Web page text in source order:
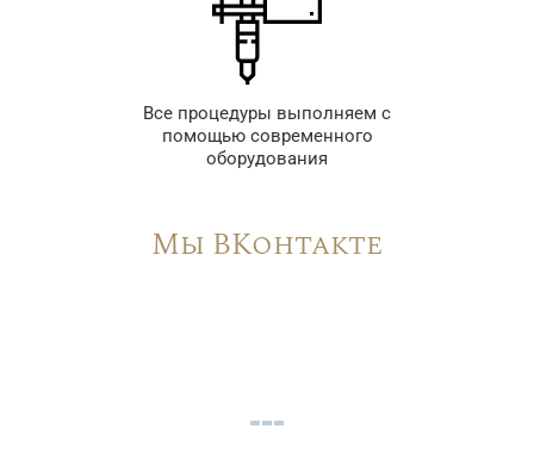
Все процедуры выполняем с
помощью современного
оборудования
Мы ВКонтакте